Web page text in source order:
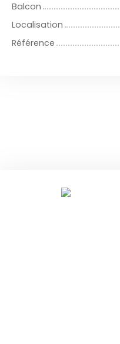
Balcon
Localisation
Référence